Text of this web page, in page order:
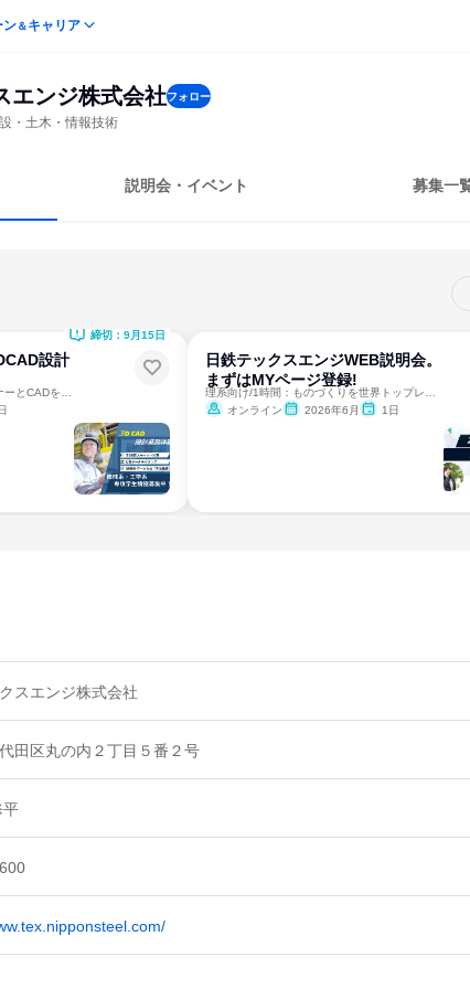
ン＆キャリア
エンジ株式会社フォロー
・土木・情報技術
説明会・イベント 募集一
設計
締切：9月15日
日鉄テックスエンジWEB説明会。
まずはMYページ登録!
オンライン
2026年6月 1日
スエンジ株式会社
田区丸の内２丁目５番２号
平